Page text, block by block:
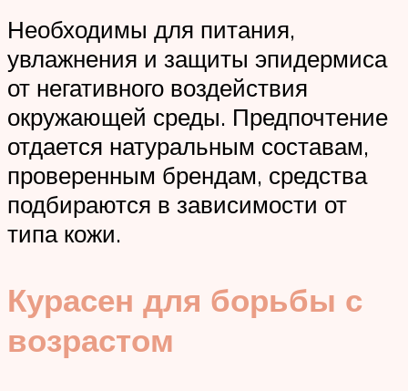
Необходимы для питания,
увлажнения и защиты эпидермиса
от негативного воздействия
окружающей среды. Предпочтение
отдается натуральным составам,
проверенным брендам, средства
подбираются в зависимости от
типа кожи.
Курасен для борьбы с
возрастом